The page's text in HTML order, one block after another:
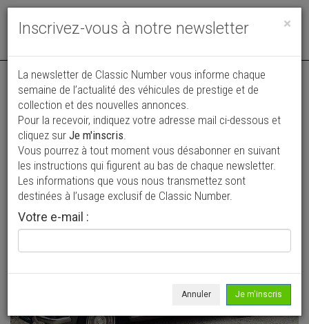
Toggle
Annonce actualisée le 05/08/2026 ( il y a 3 jours )
Bentley T 1
44 500 €
1969 Berline 34 800 km
×
Inscrivez-vous à notre newsletter
La newsletter de Classic Number vous informe chaque
semaine de l’actualité des véhicules de prestige et de
collection et des nouvelles annonces.
Pour la recevoir, indiquez votre adresse mail ci-dessous et
cliquez sur Je m'inscris.
Vous pourrez à tout moment vous désabonner en suivant
les instructions qui figurent au bas de chaque newsletter.
Les informations que vous nous transmettez sont
destinées à l’usage exclusif de Classic Number.
Votre e-mail :
Annuler Je m'inscris